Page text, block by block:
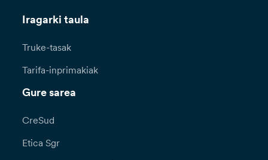
Iragarki taula
Truke-tasak
Tarifa-inprimakiak
Gure sarea
CreSud
Etica Sgr